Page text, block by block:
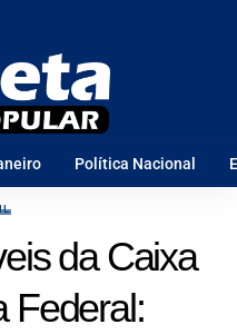
Política Nacional
da Caixa
Federal: